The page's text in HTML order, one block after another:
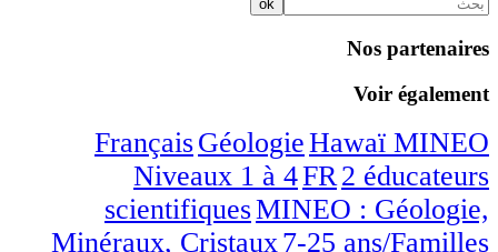
Nos partenaires
Voir également
FrançaisGéologieHawaï MINEO
Niveaux 1 à 4FR2 éducateurs
scientifiquesMINEO : Géologie,
Minéraux, Cristaux7-25 ans/Familles